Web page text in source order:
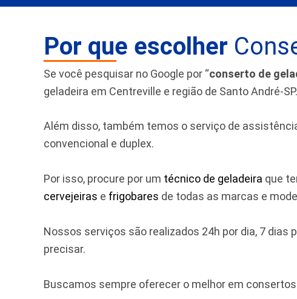
Por que escolher
Se você pesquisar no Google por “conserto de
geladeira em Centreville e região de Santo André-SP.
Além disso, também temos o serviço de
convencional e duplex.
Por isso, procure por um técnico de geladeira que
cervejeiras e frigobares de todas as marcas e
Nossos serviços são realizados 24h por dia, 7
precisar.
Buscamos sempre oferecer o melhor em